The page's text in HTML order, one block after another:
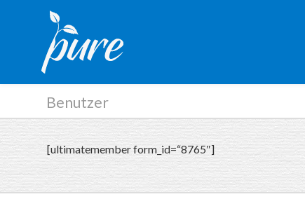
Benutzer
[ultimatemember form_id=“8765″]